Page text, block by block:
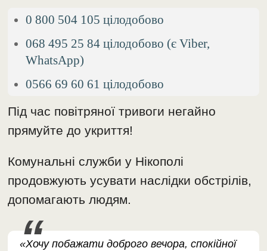
0 800 504 105 цілодобово
068 495 25 84 цілодобово (є Viber,
WhatsApp)
0566 69 60 61 цілодобово
Під час повітряної тривоги негайно
прямуйте до укриття!
Комунальні служби у Нікополі
продовжують усувати наслідки обстрілів,
допомагають людям.
«Хочу побажати доброго вечора, спокійної